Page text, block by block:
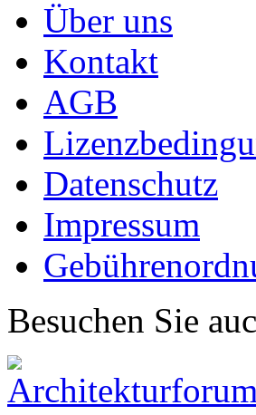
Über uns
Kontakt
AGB
Datenschutz
Impressum
Besuchen Sie